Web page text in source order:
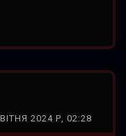
2024 Р, 02:28